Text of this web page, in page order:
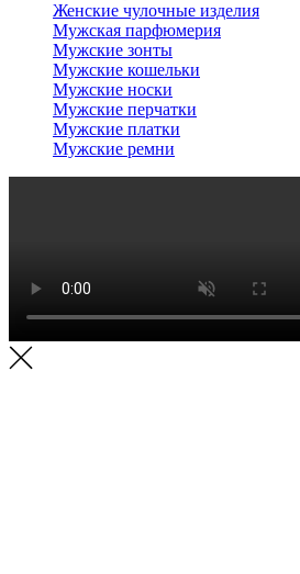
Женские чулочные изделия
Мужская парфюмерия
Мужские зонты
Мужские кошельки
Мужские носки
Мужские перчатки
Мужские платки
Мужские ремни